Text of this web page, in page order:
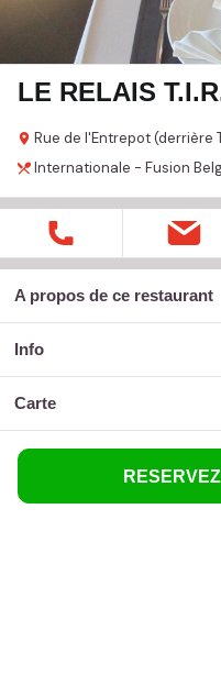
LE RELAIS
Rue de l'Entrepot (derrière
Internationale - Fusion
A propos de ce restaurant
Info
carte